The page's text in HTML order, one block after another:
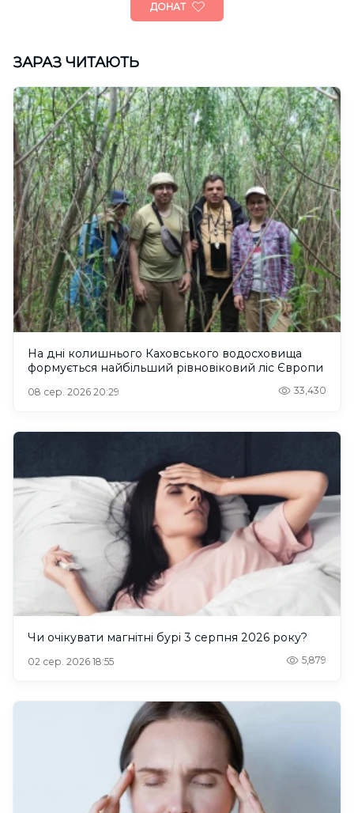
ДОНАТ
ЗАРАЗ ЧИТАЮТЬ
На дні колишнього Каховського водосховища
формується найбільший рівновіковий ліс Європи
08 сер. 2026 20:29 33,430
Чи очікувати магнітні бурі 3 серпня 2026 року?
02 сер. 2026 18:55 5,879